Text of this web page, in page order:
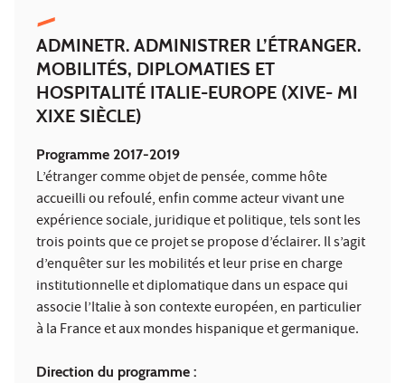
ADMINETR. ADMINISTRER L’ÉTRANGER.
MOBILITÉS, DIPLOMATIES ET
HOSPITALITÉ ITALIE-EUROPE (XIVE- MI
XIXE SIÈCLE)
Programme 2017-2019
L’étranger comme objet de pensée, comme hôte
accueilli ou refoulé, enfin comme acteur vivant une
expérience sociale, juridique et politique, tels sont les
trois points que ce projet se propose d’éclairer. Il s’agit
d’enquêter sur les mobilités et leur prise en charge
institutionnelle et diplomatique dans un espace qui
associe l’Italie à son contexte européen, en particulier
à la France et aux mondes hispanique et germanique.
Direction du programme :